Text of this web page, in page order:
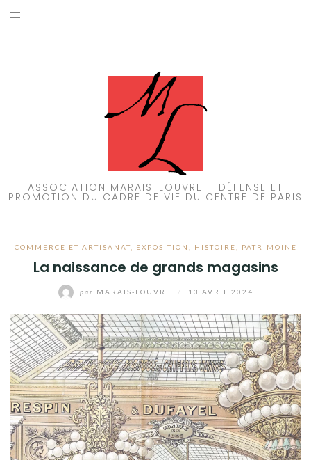
Aller
ASSOCIATION MARAIS-LOUVRE – DÉFENSE ET
PROMOTION DU CADRE DE VIE DU CENTRE DE PARIS
COMMERCE ET ARTISANAT, EXPOSITION HISTOIRE PATRIMOINE
La naissance de grands magasins
par MARAIS-LOUVRE 13 AVRIL 2024